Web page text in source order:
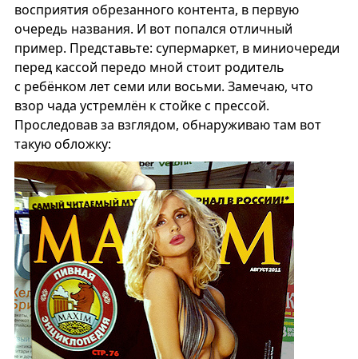
восприятия обрезанного контента, в первую
очередь названия. И вот попался отличный
пример. Представьте: супермаркет, в миниочереди
перед кассой передо мной стоит родитель
с ребёнком лет семи или восьми. Замечаю, что
взор чада устремлён к стойке с прессой.
Проследовав за взглядом, обнаруживаю там вот
такую обложку: